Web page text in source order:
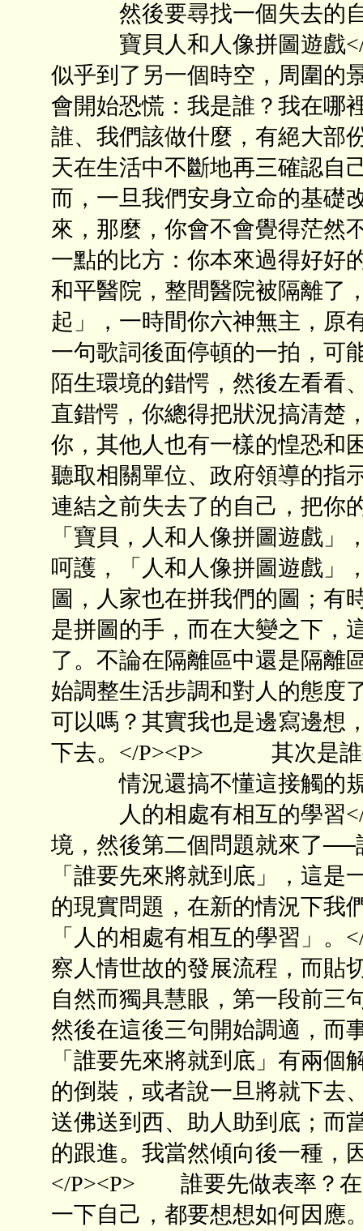
然後要尋找一個失去的
寶貝人和人像拼圖遊戲</
似乎到了另一個時空，周圍的
會開始恐慌：我是誰？我在
誰、我們該做什麼，有絕大部
天在生活中不斷地再三確認自
而，一旦我們安身立命的基礎
來，那麼，你會不會覺得茫
一點的比方：你本來過得好好
和平醫院，整間醫院被隔離了
起」，一時間你六神無主，原
一句歌詞後面停頓的一拍，可
陌生環境的錯愕，然後左看
直錯愕，你總得把狀況搞清楚
你，其他人也有一樣的惶恐和
聽取相關單位、政府領導的指
連結之前失去了的自己，把
「寶貝，人和人像拼圖遊戲
呵護，「人和人像拼圖遊戲」
圖，人家也在拼我們的圖；有
是拼圖的手，而在大變之下，
了。不論在隔離區中還是隔離
始調整生活步調和對人的態
可以嗎？其實我也是邊寫邊想
下去。</P><P> 其次是誰
情況還搞不懂這接觸的
人的相處有相互的學習</
境，然後第二個問題就來了
「誰要先來將就到底」，這
的現實問題，在新的情況下我
「人的相處有相互的學習」
察人情世故的發展流程，而貼
自然而獨具慧眼，第一段前三
然後在這後三句開始調適，而
「誰要先來將就到底」有兩
的倒裝，或者說一旦將就下去
送佛送到西、助人助到底；而
的跟進。我當然傾向後一種，
</P><P> 誰要先做表率？在
一下自己，都要想想如何因應